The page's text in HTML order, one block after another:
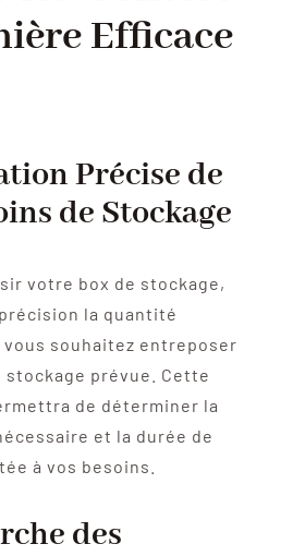
Efficace
Précise de
de Stockage
votre box de stockage,
la quantité
vous souhaitez entreposer
stockage prévue. Cette
de déterminer la
et la durée de
à vos besoins.
des